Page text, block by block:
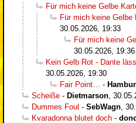
Für mich keine Gelbe
Für mich keine Gelbe
30.05.2026, 19:33
Für mich keine
30.05.2026, 19:36
Kein Gelb Rot - Dante
30.05.2026, 19:30
Fair Point…
-
Scheiße - Dietmarson
Dummes Foul - SebWagn
Kvaradonna blutet doch -